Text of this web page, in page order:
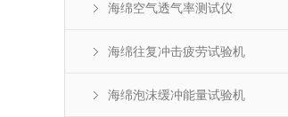
海绵空气透气率测试仪
海绵往复冲击疲劳试验机
海绵泡沫缓冲能量试验机